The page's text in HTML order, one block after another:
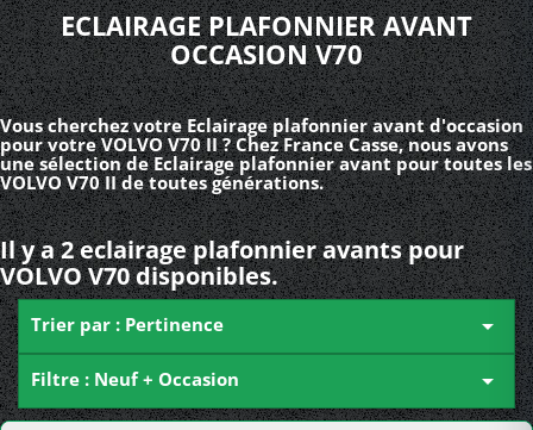
ECLAIRAGE PLAFONNIER AVANT
OCCASION V70
Vous cherchez votre Eclairage plafonnier avant d'occasion
pour votre VOLVO V70 II ? Chez France Casse, nous avons
une sélection de Eclairage plafonnier avant pour toutes les
VOLVO V70 II de toutes générations.
Il y a 2 eclairage plafonnier avants pour
VOLVO V70 disponibles.
Trier par : Pertinence 
Filtre : Neuf + Occasion 